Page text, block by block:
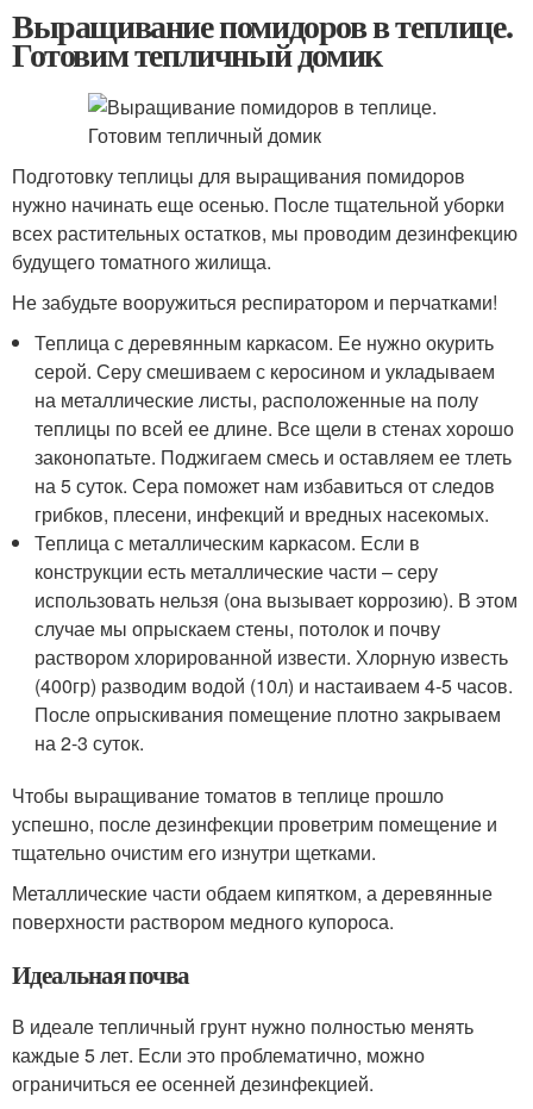
Выращивание помидоров в теплице.
Готовим тепличный домик
Подготовку теплицы для выращивания помидоров
нужно начинать еще осенью. После тщательной уборки
всех растительных остатков, мы проводим дезинфекцию
будущего томатного жилища.
Не забудьте вооружиться респиратором и перчатками!
Теплица с деревянным каркасом. Ее нужно окурить
серой. Серу смешиваем с керосином и укладываем
на металлические листы, расположенные на полу
теплицы по всей ее длине. Все щели в стенах хорошо
законопатьте. Поджигаем смесь и оставляем ее тлеть
на 5 суток. Сера поможет нам избавиться от следов
грибков, плесени, инфекций и вредных насекомых.
Теплица с металлическим каркасом. Если в
конструкции есть металлические части – серу
использовать нельзя (она вызывает коррозию). В этом
случае мы опрыскаем стены, потолок и почву
раствором хлорированной извести. Хлорную известь
(400гр) разводим водой (10л) и настаиваем 4-5 часов.
После опрыскивания помещение плотно закрываем
на 2-3 суток.
Чтобы выращивание томатов в теплице прошло
успешно, после дезинфекции проветрим помещение и
тщательно очистим его изнутри щетками.
Металлические части обдаем кипятком, а деревянные
поверхности раствором медного купороса.
Идеальная почва
В идеале тепличный грунт нужно полностью менять
каждые 5 лет. Если это проблематично, можно
ограничиться ее осенней дезинфекцией.